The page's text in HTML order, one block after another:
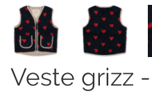
veste grizz